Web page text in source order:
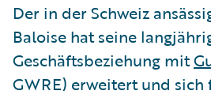
Der in der Schweiz
Baloise hat seine
Geschäftsbeziehung mit
GWRE) erweitert und